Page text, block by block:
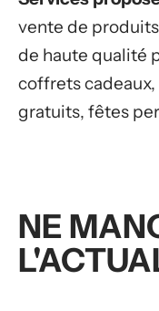
vente de
de haute qualité
coffrets
gratuits, fêtes
NE